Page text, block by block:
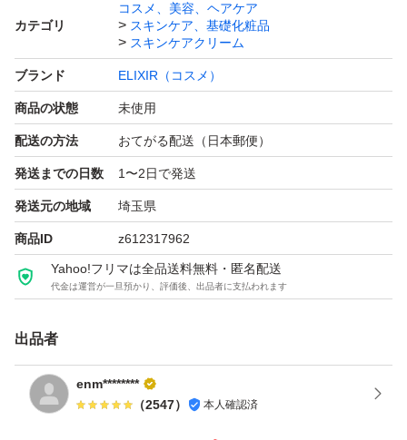
カテゴリ
コスメ、美容、ヘアケア
スキンケア、基礎化粧品
スキンケアクリーム
ブランド ELIXIR（コスメ）
商品の状態 未使用
配送の方法 おてがる配送（日本郵便）
発送までの日数 1〜2日で発送
発送元の地域 埼玉県
商品ID z612317962
Yahoo!フリマは全品送料無料・匿名配送
代金は運営が一旦預かり、評価後、出品者に支払われます
出品者
enm********
（2547） 本人確認済